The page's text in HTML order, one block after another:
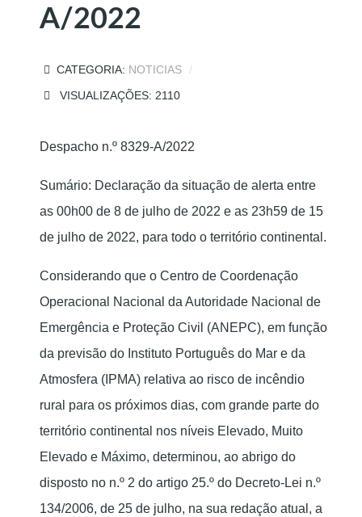
A/2022
CATEGORIA: NOTICIAS
VISUALIZAÇÕES: 2110
Despacho n.º 8329-A/2022
Sumário: Declaração da situação de alerta entre
as 00h00 de 8 de julho de 2022 e as 23h59 de 15
de julho de 2022, para todo o território continental.
Considerando que o Centro de Coordenação
Operacional Nacional da Autoridade Nacional de
Emergência e Proteção Civil (ANEPC), em função
da previsão do Instituto Português do Mar e da
Atmosfera (IPMA) relativa ao risco de incêndio
rural para os próximos dias, com grande parte do
território continental nos níveis Elevado, Muito
Elevado e Máximo, determinou, ao abrigo do
disposto no n.º 2 do artigo 25.º do Decreto-Lei n.º
134/2006, de 25 de julho, na sua redação atual, a